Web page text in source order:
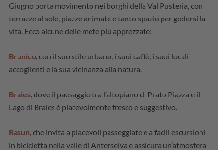
Giugno porta movimento nei borghi della Val Pusteria, con
terrazze al sole, piazze animate e tanto spazio per godersi la
vita. Ecco alcune delle mete più apprezzate:
Brunico , con il suo stile urbano, i suoi caffè, i suoi locali
accoglienti e la sua vicinanza alla natura.
Braies , dove il paesaggio tra l’altopiano di Prato Piazza e il
Lago di Braies è piacevolmente fresco e suggestivo.
Rasun , che invita a piacevoli passeggiate e a facili escursioni
in bicicletta nella valle di Anterselva e assicura un’atmosfera